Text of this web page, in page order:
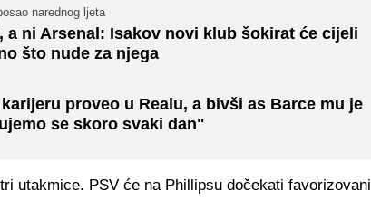
narednog ljeta
a ni Arsenal: Isakov novi klub šokirat će cijeli
što nude za njega
proveo u Realu, a bivši as Barce mu je
se skoro svaki dan"
utakmice. PSV će na Phillipsu dočekati favorizovani